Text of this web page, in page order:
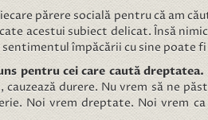
părere socială pentru că am
acestui subiect delicat. Însă
împăcării cu sine poate
pentru cei care caută dreptatea.
durere. Nu vrem să ne
Noi vrem dreptate. Noi vrem